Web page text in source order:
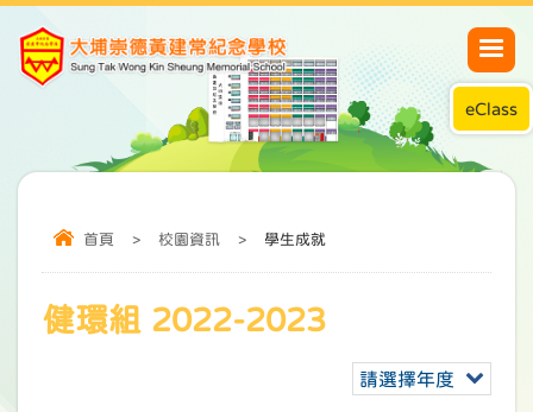
eClass
首頁 > 校園資訊 > 學生成就
健環組 2022-2023
請選擇年度